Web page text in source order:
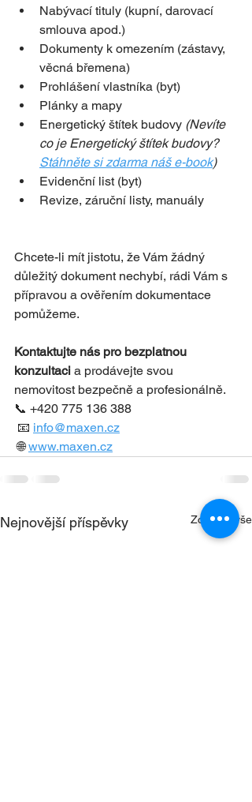
Nabývací tituly (kupní, darovací
smlouva apod.)
Dokumenty k omezením (zástavy,
věcná břemena)
Prohlášení vlastníka (byt)
Plánky a mapy
Energetický štítek budovy (Nevíte
co je Energetický štítek budovy?
Stáhněte si zdarma náš e-book)
Evidenční list (byt)
Revize, záruční listy, manuály
Chcete-li mít jistotu, že Vám žádný
důležitý dokument nechybí, rádi Vám s
přípravou a ověřením dokumentace
pomůžeme.
Kontaktujte nás pro bezplatnou
konzultaci a prodávejte svou
nemovitost bezpečně a profesionálně.
📞 +420 775 136 388
📧 info@maxen.cz
🌐 www.maxen.cz
Nejnovější příspěvky Zobrazit vše